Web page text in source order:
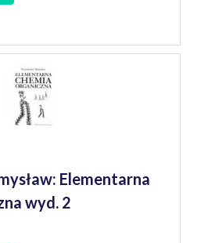
Elementarna
wyd. 2